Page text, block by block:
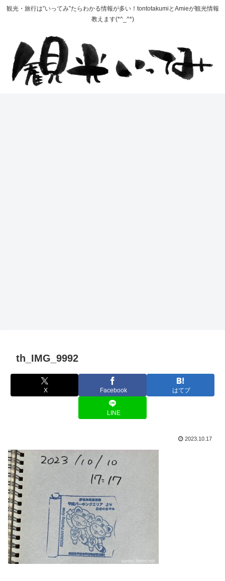
観光・旅行は”いってみ”たらわかる情報が多い！tontotakumiとAmieが観光情報
教えます(*^_^*)
th_IMG_9992
X Facebook はてブ
LINE
2023.10.17